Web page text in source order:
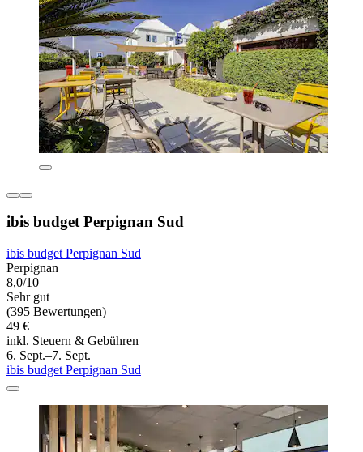
ibis budget Perpignan Sud
ibis budget Perpignan Sud
Perpignan
8,0/10
Sehr gut
(395 Bewertungen)
49 €
inkl. Steuern & Gebühren
6. Sept.–7. Sept.
ibis budget Perpignan Sud